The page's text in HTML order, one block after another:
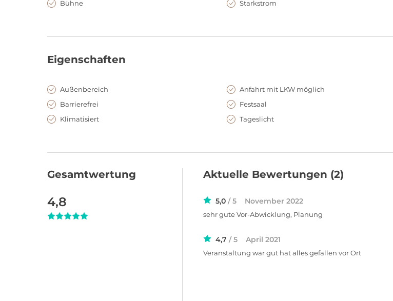
Bühne
Starkstrom
Eigenschaften
Außenbereich
Anfahrt mit LKW möglich
Barrierefrei
Festsaal
Klimatisiert
Tageslicht
Gesamtwertung
4,8
Aktuelle Bewertungen (2)
5,0 / 5 November 2022
sehr gute Vor-Abwicklung, Planung
4,7 / 5 April 2021
Veranstaltung war gut hat alles gefallen vor Ort